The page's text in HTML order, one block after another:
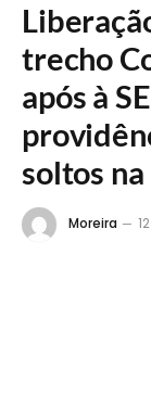
trecho
após à
soltos
Moreira